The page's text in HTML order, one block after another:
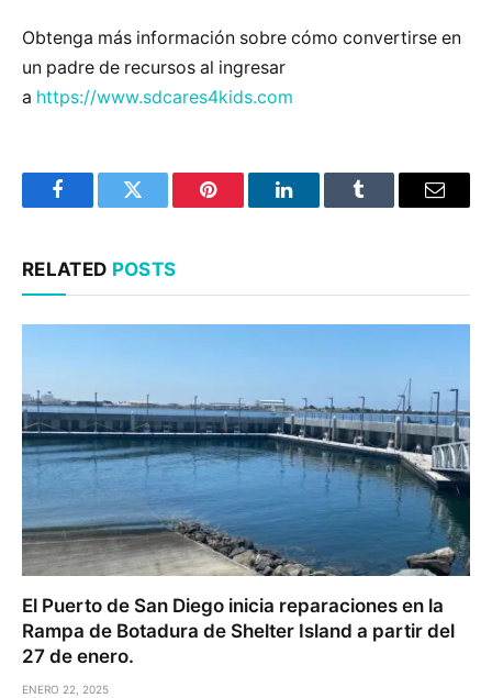
Obtenga más información sobre cómo convertirse en
un padre de recursos al ingresar
a https://www.sdcares4kids.com
FacebookTwitter Pinterest LinkedInTumblr Email
RELATED POSTS
El Puerto de San Diego inicia reparaciones en la
Rampa de Botadura de Shelter Island a partir del
27 de enero.
ENERO 22, 2025